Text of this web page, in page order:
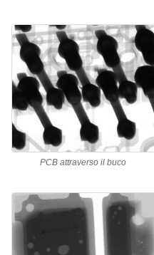
PCB attraverso il buco